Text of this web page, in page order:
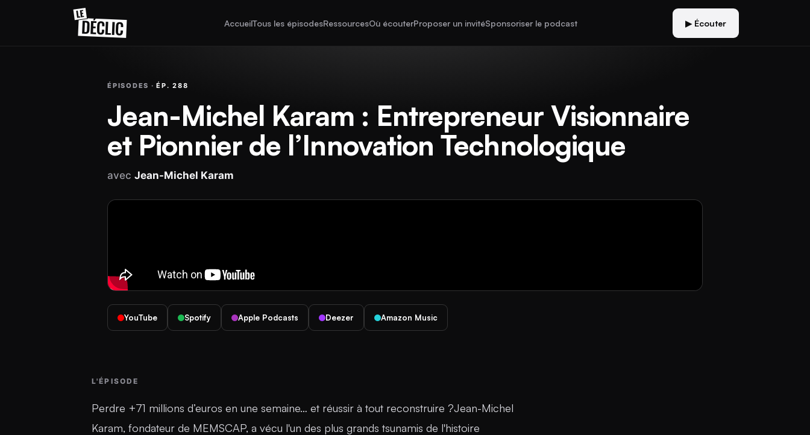
AccueilTous les épisodesRessourcesOù écouterProposer un invitéSponsoriser le podcast ▶ Écouter
ÉPISODES ·ÉP. 288
Jean-Michel Karam : Entrepreneur Visionnaire
et Pionnier de l’Innovation Technologique
avec Jean-Michel Karam
YouTube Spotify Apple Podcasts Deezer Amazon Music
L'ÉPISODE
Perdre +71 millions d’euros en une semaine… et réussir à tout reconstruire ?Jean-Michel
Karam, fondateur de MEMSCAP, a vécu l'un des plus grands tsunamis de l'histoire